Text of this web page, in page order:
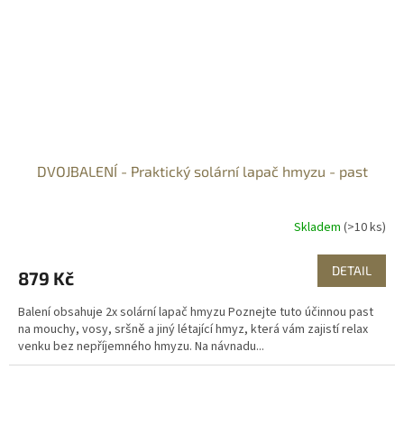
DVOJBALENÍ - Praktický solární lapač hmyzu - past
Skladem (>10 ks)
879 Kč DETAIL
Balení obsahuje 2x solární lapač hmyzu Poznejte tuto účinnou past
na mouchy, vosy, sršně a jiný létající hmyz, která vám zajistí relax
venku bez nepříjemného hmyzu. Na návnadu...